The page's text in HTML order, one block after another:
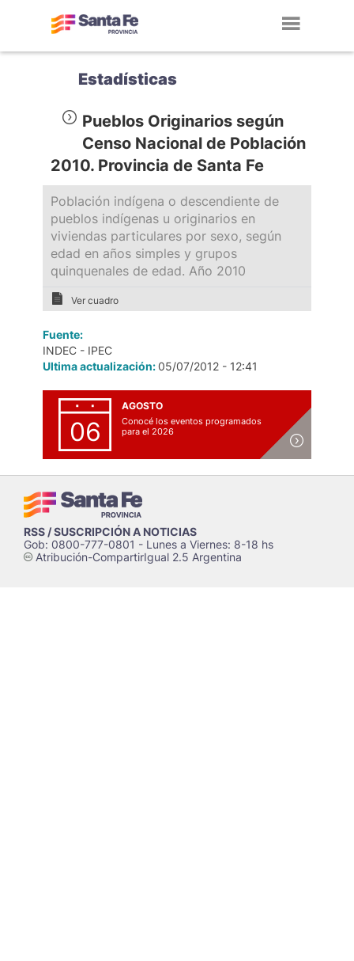
Estadísticas
Pueblos Originarios según
Censo Nacional de Población
2010. Provincia de Santa Fe
Población indígena o descendiente de
pueblos indígenas u originarios en
viviendas particulares por sexo, según
edad en años simples y grupos
quinquenales de edad. Año 2010
Ver cuadro
Fuente:
INDEC - IPEC
Ultima actualización:05/07/2012 - 12:41
06
AGOSTO
Conocé los eventos programados
para el 2026
RSS / SUSCRIPCIÓN A NOTICIAS
Gob: 0800-777-0801 - Lunes a Viernes: 8-18 hs
cAtribución-CompartirIgual 2.5 Argentina